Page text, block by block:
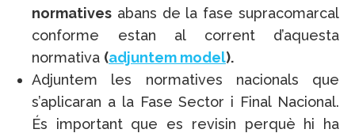
normatives abans de la fase supracomarcal
conforme estan al corrent d’aquesta
normativa (adjuntem model).
Adjuntem les normatives nacionals que
s’aplicaran a la Fase Sector i Final Nacional.
És important que es revisin perquè hi ha